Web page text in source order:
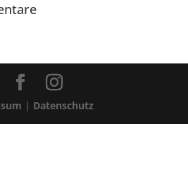
| Datenschutz